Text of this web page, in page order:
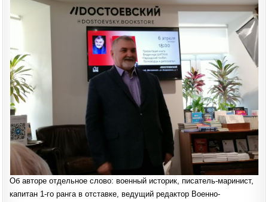
Об авторе отдельное слово: военный историк, писатель-маринист,
капитан 1-го ранга в отставке, ведущий редактор Военно-